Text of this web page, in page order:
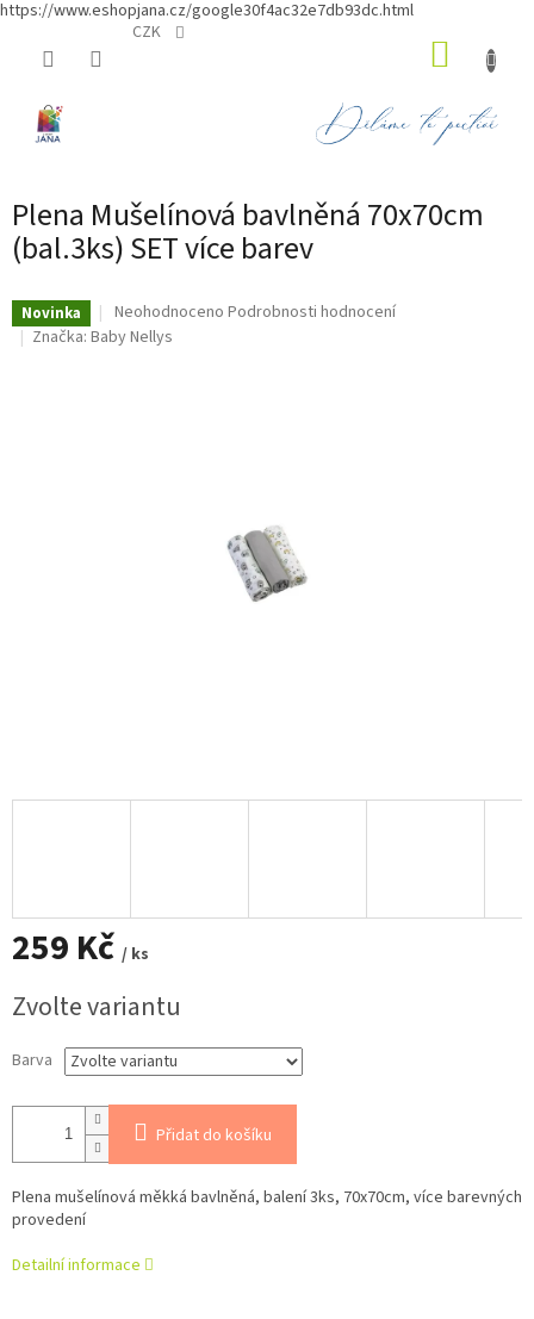
https://www.eshopjana.cz/google30f4ac32e7db93dc.html
CZK
Plena Mušelínová bavlněná 70x70cm
(bal.3ks) SET více barev
Novinka
Průměrné
hodnocení
Neohodnoceno Podrobnosti hodnocení
Značka: Baby Nellys
259 Kč / ks
cena:
Zvolte variantu
Barva
Přidat do košíku
Plena mušelínová měkká bavlněná, balení 3ks, 70x70cm, více barevných
provedení
Detailní informace